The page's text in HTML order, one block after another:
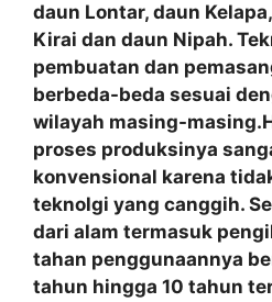
daun Lontar, daun
Kirai dan daun Nipah.
pembuatan dan
berbeda-beda sesuai
wilayah masing-
proses produksinya
konvensional karena
teknolgi yang canggih.
dari alam termasuk
tahan penggunaannya
tahun hingga 10 tahun